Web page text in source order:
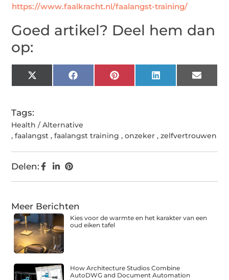
https://www.faalkracht.nl/faalangst-training/
Goed artikel? Deel hem dan
op:
X
(Twitter)
FacebookPinterestLinkedIn Email
Tags:
Health / Alternative
,faalangst ,faalangst training ,onzeker ,zelfvertrouwen
Delen:
Meer Berichten
Kies voor de warmte en het karakter van een
oud eiken tafel
How Architecture Studios Combine
AutoDWG and Document Automation